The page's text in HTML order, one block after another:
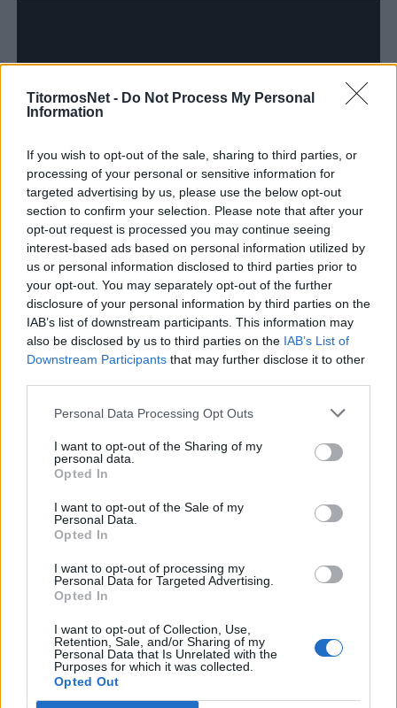
TitormosNet - Do Not Process My Personal
Information
If you wish to opt-out of the sale, sharing to third parties, or
processing of your personal or sensitive information for
targeted advertising by us, please use the below opt-out
section to confirm your selection. Please note that after your
opt-out request is processed you may continue seeing
interest-based ads based on personal information utilized by
us or personal information disclosed to third parties prior to
your opt-out. You may separately opt-out of the further
disclosure of your personal information by third parties on the
IAB’s list of downstream participants. This information may
also be disclosed by us to third parties on the IAB’s List of
Downstream Participants that may further disclose it to other
Personal Data Processing Opt Outs
I want to opt-out of the Sharing of my
personal data.
Opted In
I want to opt-out of the Sale of my
Personal Data.
Opted In
I want to opt-out of processing my
Personal Data for Targeted Advertising.
Opted In
I want to opt-out of Collection, Use,
Retention, Sale, and/or Sharing of my
Personal Data that Is Unrelated with the
Purposes for which it was collected.
Opted Out